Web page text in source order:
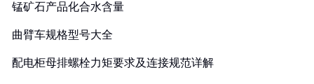
锰矿石产品化合水含量
曲臂车规格型号大全
配电柜母排螺栓力矩要求及连接规范详解